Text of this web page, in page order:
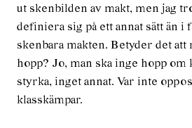
ut skenbilden av makt, men jag
definiera sig på ett annat sätt än i
skenbara makten. Betyder det att
hopp? Jo, man ska inge hopp om
styrka, inget annat. Var inte
klasskämpar.